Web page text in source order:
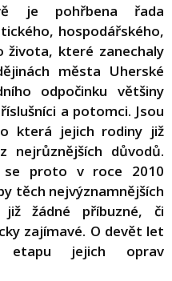
je pohřbena řada
hospodářského,
života, které zanechaly
města Uherské
odpočinku většiny
a potomci. Jsou
která jejich rodiny již
důvodů.
se proto v roce 2010
těch nejvýznamnějších
žádné příbuzné, či
zajímavé. O devět let
etapu jejich oprav